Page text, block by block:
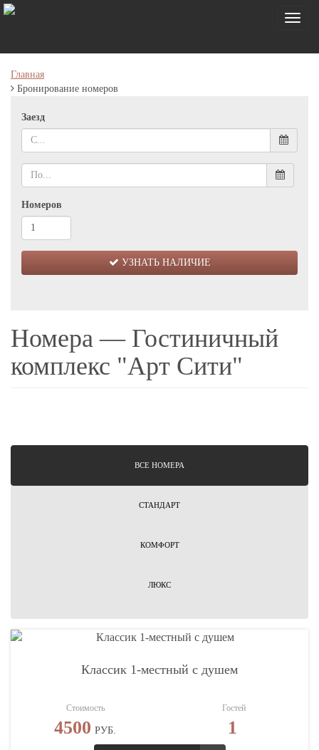
Toggle
Главная
Бронирование номеров
Заезд
Номеров
УЗНАТЬ НАЛИЧИЕ
Номера — Гостиничный
комплекс "Арт Сити"
ВCЕ НОМЕРА
СТАНДАРТ
КОМФОРТ
ЛЮКС
Классик 1-местный с душем
Стоимость
4500 РУБ.
Гостей
1